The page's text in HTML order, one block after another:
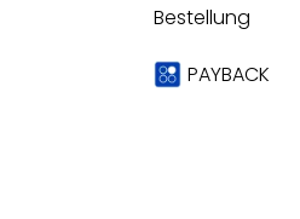
Bestellung
PAYBACK